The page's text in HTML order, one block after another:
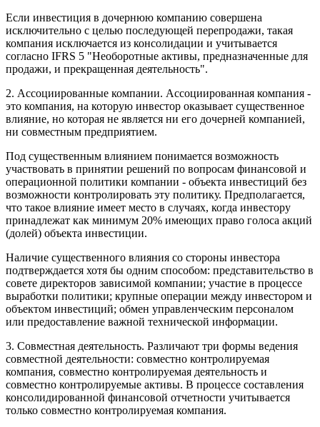
Если инвестиция в дочернюю компанию совершена
исключительно с целью последующей перепродажи, такая
компания исключается из консолидации и учитывается
согласно IFRS 5 "Необоротные активы, предназначенные для
продажи, и прекращенная деятельность".
2. Ассоциированные компании. Ассоциированная компания -
это компания, на которую инвестор оказывает существенное
влияние, но которая не является ни его дочерней компанией,
ни совместным предприятием.
Под существенным влиянием понимается возможность
участвовать в принятии решений по вопросам финансовой и
операционной политики компании - объекта инвестиций без
возможности контролировать эту политику. Предполагается,
что такое влияние имеет место в случаях, когда инвестору
принадлежат как минимум 20% имеющих право голоса акций
(долей) объекта инвестиции.
Наличие существенного влияния со стороны инвестора
подтверждается хотя бы одним способом: представительство в
совете директоров зависимой компании; участие в процессе
выработки политики; крупные операции между инвестором и
объектом инвестиций; обмен управленческим персоналом
или предоставление важной технической информации.
3. Совместная деятельность. Различают три формы ведения
совместной деятельности: совместно контролируемая
компания, совместно контролируемая деятельность и
совместно контролируемые активы. В процессе составления
консолидированной финансовой отчетности учитывается
только совместно контролируемая компания.